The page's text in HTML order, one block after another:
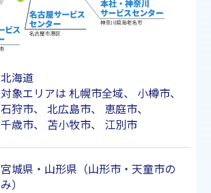
北海道
対象エリアは 札幌市全域、 小樽市、
石狩市、 北広島市、 恵庭市、
千歳市、 苫小牧市、 江別市
宮城県・山形県（山形市・天童市の
み）